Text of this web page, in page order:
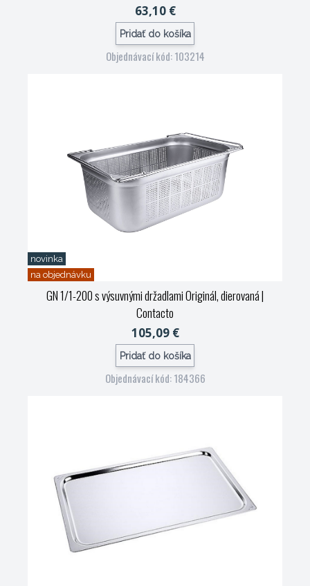
63,10 €
Pridať do košíka
Objednávací kód: 103214
novinka
na objednávku
GN 1/1-200 s výsuvnými držadlami Originál, dierovaná|
Contacto
105,09 €
Pridať do košíka
Objednávací kód: 184366